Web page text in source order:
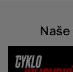
Naše